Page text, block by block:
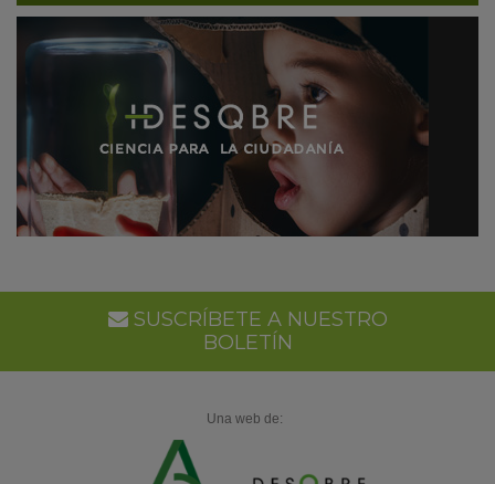
SUSCRÍBETE A NUESTRO
BOLETÍN
Una web de: